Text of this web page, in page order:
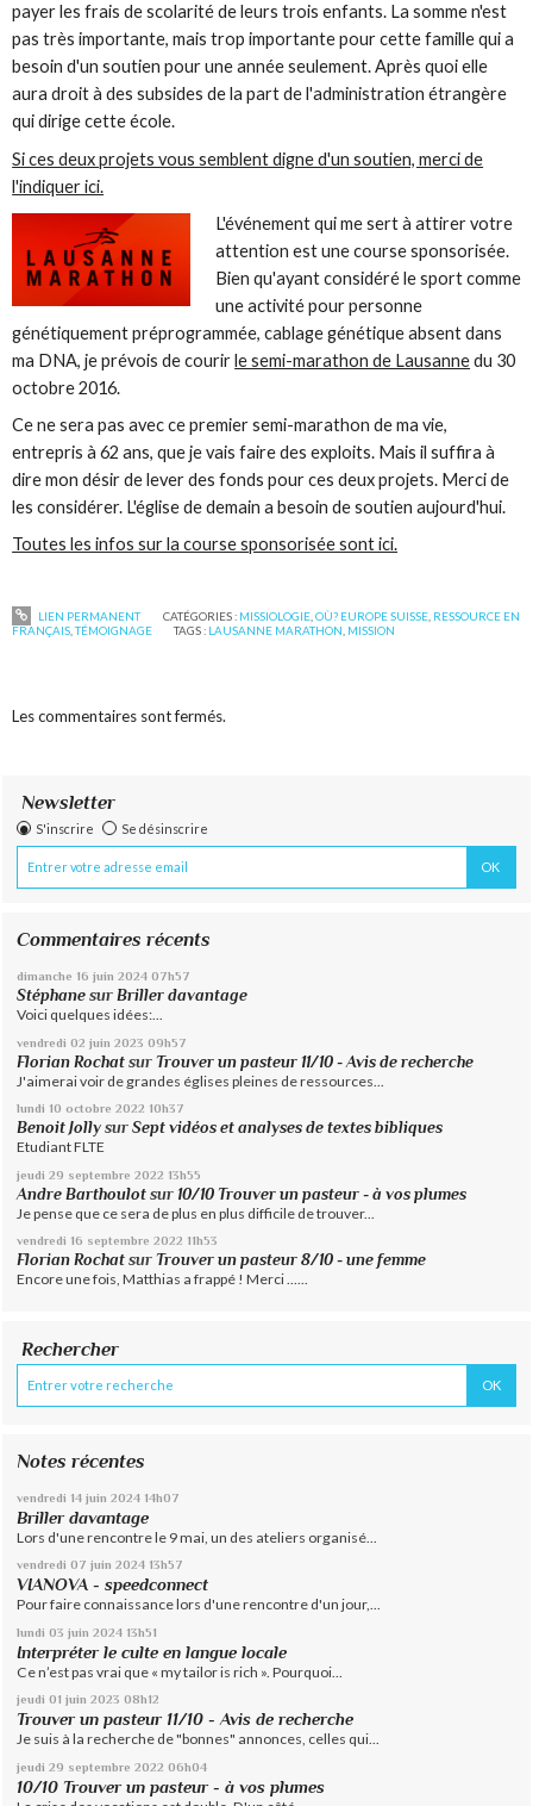
Newsletter
S'inscrire Se désinscrire
Commentaires récents
dimanche 16 juin 2024 07h57
Stéphane surBriller davantage
Voici quelques idées:...
vendredi 02 juin 2023 09h57
Florian Rochat surTrouver un pasteur 11/10 - Avis de recherche
J'aimerai voir de grandes églises pleines de ressources...
lundi 10 octobre 2022 10h37
Benoit Jolly surSept vidéos et analyses de textes bibliques
Etudiant FLTE
jeudi 29 septembre 2022 13h55
Andre Barthoulot sur10/10 Trouver un pasteur - à vos plumes
Je pense que ce sera de plus en plus difficile de trouver...
vendredi 16 septembre 2022 11h53
Florian Rochat surTrouver un pasteur 8/10 - une femme
Encore une fois, Matthias a frappé ! Merci ......
Rechercher
Notes récentes
vendredi 14 juin 2024 14h07
Briller davantage
Lors d'une rencontre le 9 mai, un des ateliers organisé...
vendredi 07 juin 2024 13h57
VIANOVA - speedconnect
Pour faire connaissance lors d'une rencontre d'un jour,...
lundi 03 juin 2024 13h51
Interpréter le culte en langue locale
Ce n’est pas vrai que « my tailor is rich ». Pourquoi...
jeudi 01 juin 2023 08h12
Trouver un pasteur 11/10 - Avis de recherche
Je suis à la recherche de "bonnes" annonces, celles qui...
jeudi 29 septembre 2022 06h04
10/10 Trouver un pasteur - à vos plumes
payer les frais de scolarité de leurs trois enfants. La somme n'est
pas très importante, mais trop importante pour cette famille qui a
besoin d'un soutien pour une année seulement. Après quoi elle
aura droit à des subsides de la part de l'administration étrangère
qui dirige cette école.
Si ces deux projets vous semblent digne d'un soutien, merci de
l'indiquer ici.
L'événement qui me sert à attirer votre
attention est une course sponsorisée.
Bien qu'ayant considéré le sport comme
une activité pour personne
génétiquement préprogrammée, cablage génétique absent dans
ma DNA, je prévois de courirle semi-marathon de Lausannedu 30
octobre 2016.
Ce ne sera pas avec ce premier semi-marathon de ma vie,
entrepris à 62 ans, que je vais faire des exploits. Mais il suffira à
dire mon désir de lever des fonds pour ces deux projets. Merci de
les considérer. L'église de demain a besoin de soutien aujourd'hui.
Toutes les infos sur la course sponsorisée sont ici.
LIEN PERMANENT CATÉGORIES : MISSIOLOGIE, OÙ? EUROPE SUISSE, RESSOURCE EN
FRANÇAIS ,TÉMOIGNAGE TAGS : LAUSANNE MARATHON MISSION
Les commentaires sont fermés.